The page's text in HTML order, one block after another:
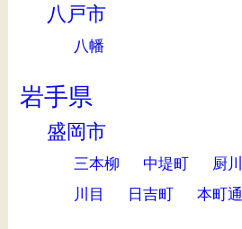
八戸市
八幡
岩手県
盛岡市
三本柳 中堤町 厨川
川目
日吉町 本町通